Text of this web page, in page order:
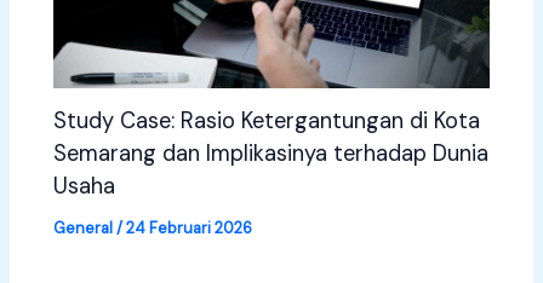
Study Case: Rasio Ketergantungan di Kota
Semarang dan Implikasinya terhadap Dunia
Usaha
General/24 Februari 2026